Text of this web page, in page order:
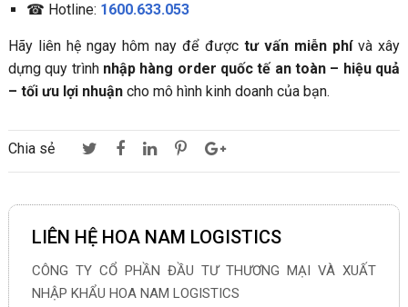
☎ Hotline: 1600.633.053
Hãy liên hệ ngay hôm nay để được tư vấn miễn phívà xây
dựng quy trình nhập hàng order quốc tế an toàn – hiệu quả
– tối ưu lợi nhuậncho mô hình kinh doanh của bạn.
Chia sẻ
LIÊN HỆ HOA NAM LOGISTICS
CÔNG TY CỔ PHẦN ĐẦU TƯ THƯƠNG MẠI VÀ XUẤT
NHẬP KHẨU HOA NAM LOGISTICS